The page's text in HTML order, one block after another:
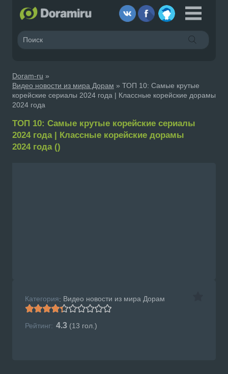
Doram-ru »
Видео новости из мира Дорам » ТОП 10: Самые крутые
корейские сериалы 2024 года | Классные корейские дорамы
2024 года
ТОП 10: Самые крутые корейские сериалы
2024 года | Классные корейские дорамы
2024 года ()
Категория: Видео новости из мира Дорам
Рейтинг: 4.3 (13 гол.)